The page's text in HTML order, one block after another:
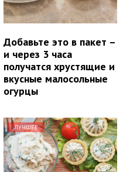
Добавьте это в пакет –
и через 3 часа
получатся хрустящие и
вкусные малосольные
огурцы
ЛУЧШЕЕ